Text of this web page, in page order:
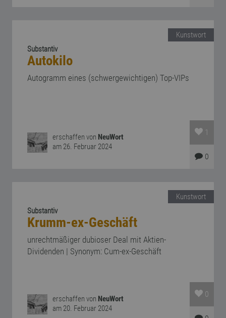
Kunstwort
Substantiv
Autokilo
Autogramm eines (schwergewichtigen) Top-VIPs
erschaffen von NeuWort
am 26. Februar 2024
1
0
Kunstwort
Substantiv
Krumm-ex-Geschäft
unrechtmäßiger dubioser Deal mit Aktien-
Dividenden | Synonym: Cum-ex-Geschäft
erschaffen von NeuWort
am 20. Februar 2024
0